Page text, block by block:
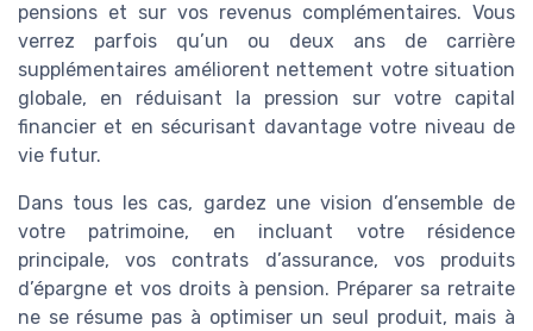
pensions et sur vos revenus complémentaires. Vous
verrez parfois qu’un ou deux ans de carrière
supplémentaires améliorent nettement votre situation
globale, en réduisant la pression sur votre capital
financier et en sécurisant davantage votre niveau de
vie futur.
Dans tous les cas, gardez une vision d’ensemble de
votre patrimoine, en incluant votre résidence
principale, vos contrats d’assurance, vos produits
d’épargne et vos droits à pension. Préparer sa retraite
ne se résume pas à optimiser un seul produit, mais à